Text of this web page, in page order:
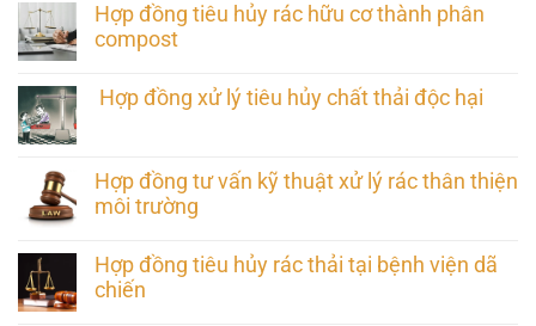
Hợp đồng tiêu hủy rác hữu cơ thành phân
compost
Hợp đồng xử lý tiêu hủy chất thải độc hại
Hợp đồng tư vấn kỹ thuật xử lý rác thân thiện
môi trường
Hợp đồng tiêu hủy rác thải tại bệnh viện dã
chiến